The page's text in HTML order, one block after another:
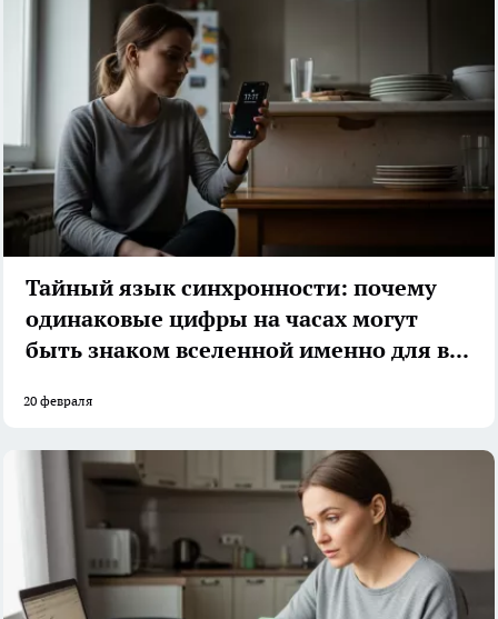
Тайный язык синхронности: почему
одинаковые цифры на часах могут
быть знаком вселенной именно для вас
20 февраля